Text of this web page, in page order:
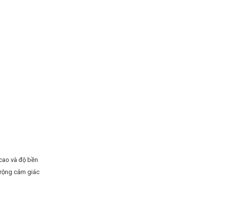
và độ bền
cảm giác